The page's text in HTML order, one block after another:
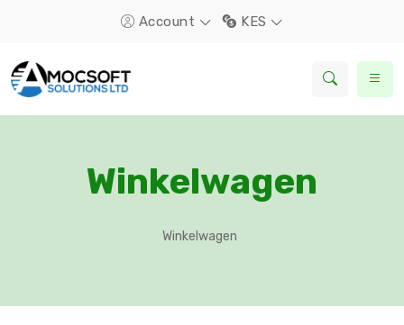
Account KES
Winkelwagen
Winkelwagen